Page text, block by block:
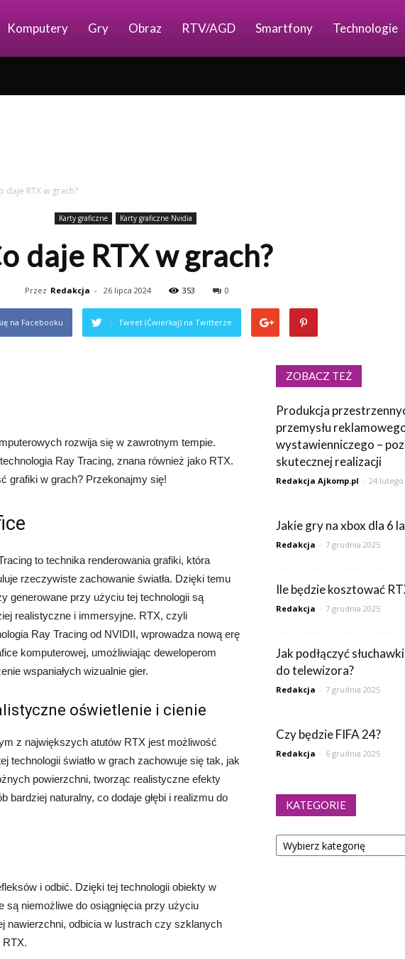
Ajkomp.pl
Komputery Gry Obraz RTV/AGD Smartfony Technologie
daje RTX w grach?
Karty graficzne Karty graficzne Nvidia
daje RTX w grach?
Przez Redakcja - 26 lipca 2024 353 0
na Facebooku Tweet (Ćwierkaj) na Twitterze
rozwija się w zawrotnym tempie.
Ray Tracing, znana również jako RTX.
grafiki w grach? Przekonajmy się!
to technika renderowania grafiki, która
rzeczywiste zachowanie światła. Dzięki temu
generowane przy użyciu tej technologii są
realistyczne i immersyjne. RTX, czyli
Ray Tracing od NVIDII, wprowadza nową erę
komputerowej, umożliwiając deweloperom
wspaniałych wizualnie gier.
oświetlenie i cienie
z największych atutów RTX jest możliwość
technologii światło w grach zachowuje się tak, jak
powierzchni, tworząc realistyczne efekty
bardziej naturalny, co dodaje głębi i realizmu do
i odbić. Dzięki tej technologii obiekty w
są niemożliwe do osiągnięcia przy użyciu
nawierzchni, odbicia w lustrach czy szklanych
RTX.
ZOBACZ TEŻ
Produkcja
przemysłu
wystawienniczego –
skutecznej realizacji
Redakcja Ajkomp.pl - 24 lutego
Jakie gry na xbox dla 6
Redakcja - 7 grudnia 2025
Ile będzie kosztować
Redakcja - 7 grudnia 2025
Jak podłączyć
do telewizora?
Redakcja - 7 grudnia 2025
Czy będzie FIFA 24?
Redakcja - 6 grudnia 2025
KATEGORIE
Kategorie